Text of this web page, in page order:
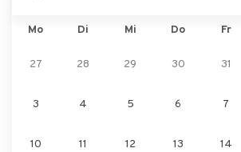
Mo Di Mi Do Fr
27 28 29 30 31
3 4 5 6 7
10 11 12 13 14